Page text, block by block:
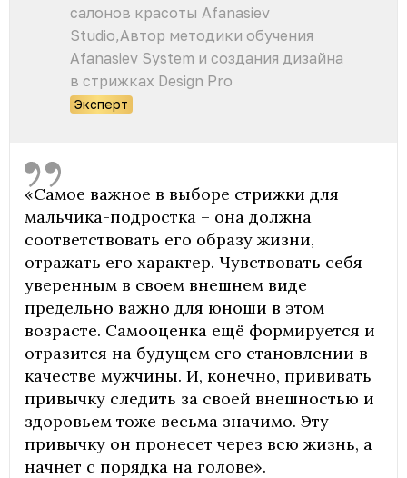
салонов красоты Afanasiev
Studio,Автор методики обучения
Afanasiev System и создания дизайна
в стрижках Design Pro
Эксперт
«Самое важное в выборе стрижки для
мальчика-подростка – она должна
соответствовать его образу жизни,
отражать его характер. Чувствовать себя
уверенным в своем внешнем виде
предельно важно для юноши в этом
возрасте. Самооценка ещё формируется и
отразится на будущем его становлении в
качестве мужчины. И, конечно, прививать
привычку следить за своей внешностью и
здоровьем тоже весьма значимо. Эту
привычку он пронесет через всю жизнь, а
начнет с порядка на голове».